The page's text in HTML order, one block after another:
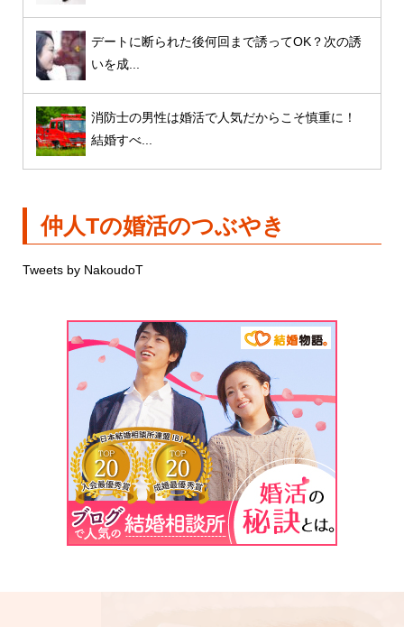
デートに断られた後何回まで誘ってOK？次の誘
いを成...
消防士の男性は婚活で人気だからこそ慎重に！
結婚すべ...
仲人Tの婚活のつぶやき
Tweets by NakoudoT